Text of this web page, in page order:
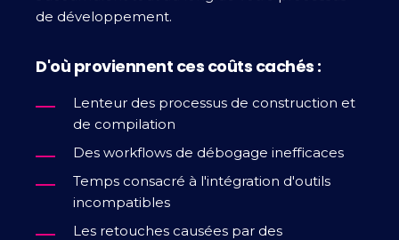
de développement.
D'où proviennent ces coûts cachés :
Lenteur des processus de construction et
de compilation
Des workflows de débogage inefficaces
Temps consacré à l'intégration d'outils
incompatibles
Les retouches causées par des